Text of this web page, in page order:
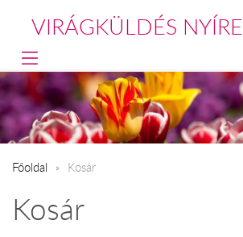
VIRÁGKÜLDÉS
Főoldal Kosár
Kosár